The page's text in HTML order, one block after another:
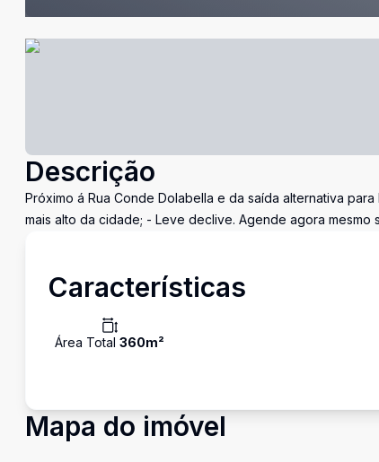
Descrição
Próximo á Rua Conde Dolabella e da saída alternativa
mais alto da cidade; - Leve declive. Agende agora mesmo
Características
Área Total 360m²
Mapa do imóvel